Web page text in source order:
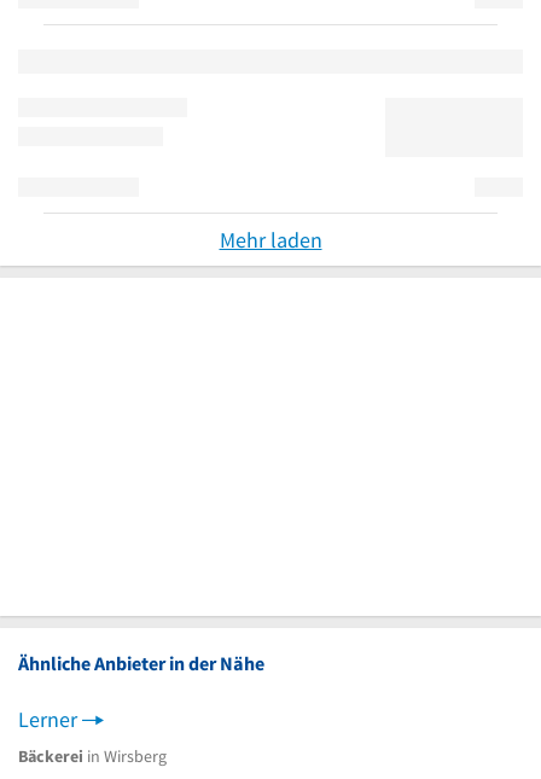
Mehr laden
Ähnliche Anbieter in der Nähe
Lerner
Bäckerei in Wirsberg